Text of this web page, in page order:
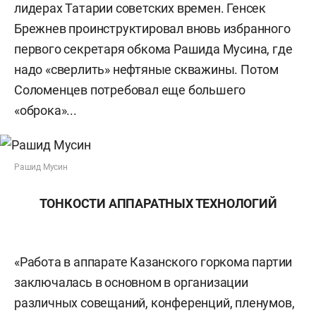
лидерах Татарии советских времен. Генсек
Брежнев проинструктировал вновь избранного
первого секретаря обкома Рашида Мусина, где
надо «сверлить» нефтяные скважины. Потом
Соломенцев потребовал еще большего
«оброка»...
Рашид Мусин
ТОНКОСТИ АППАРАТНЫХ ТЕХНОЛОГИЙ
«Работа в аппарате Казанского горкома партии
заключалась в основном в организации
различных совещаний, конференций, пленумов,